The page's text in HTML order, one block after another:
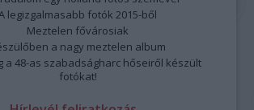
legizgalmasabb fotók 2015-ből
Meztelen fővárosiak
a nagy meztelen album
a 48-as szabadságharc hőseiről készült
fotókat!